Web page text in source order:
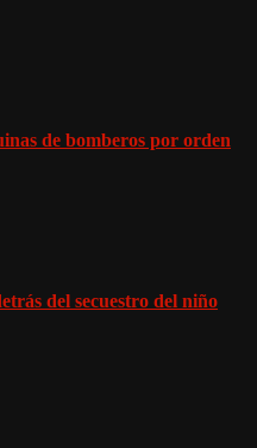
de bomberos por orden
del secuestro del niño